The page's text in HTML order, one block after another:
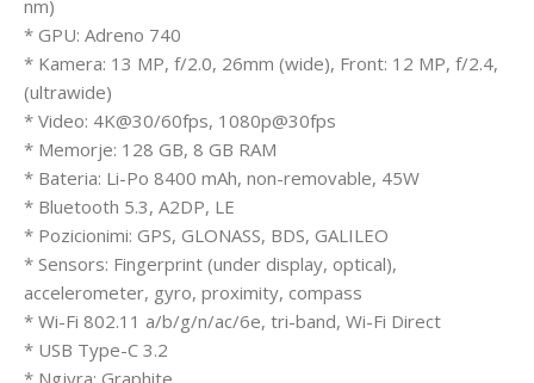
nm)
* GPU: Adreno 740
* Kamera: 13 MP, f/2.0, 26mm (wide), Front: 12 MP, f/2.4,
(ultrawide)
* Video: 4K@30/60fps, 1080p@30fps
* Memorje: 128 GB, 8 GB RAM
* Bateria: Li-Po 8400 mAh, non-removable, 45W
* Bluetooth 5.3, A2DP, LE
* Pozicionimi: GPS, GLONASS, BDS, GALILEO
* Sensors: Fingerprint (under display, optical),
accelerometer, gyro, proximity, compass
* Wi-Fi 802.11 a/b/g/n/ac/6e, tri-band, Wi-Fi Direct
* USB Type-C 3.2
* Ngjyra: Graphite